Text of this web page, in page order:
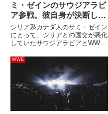
ミ・ゼインのサウジアラビ
ア参戦。彼自身が決断して
実現したと報じられる
シリア系カナダ人のサミ・ゼイン
にとって、シリアとの国交が悪化
していたサウジアラビアとWWE
WWEとサウジアラビアのスポー
ツ庁が2018年に10年契約を結ぶ
前にサウジ大会へ参戦したことは
あったものの、契約締結後は...
WWE